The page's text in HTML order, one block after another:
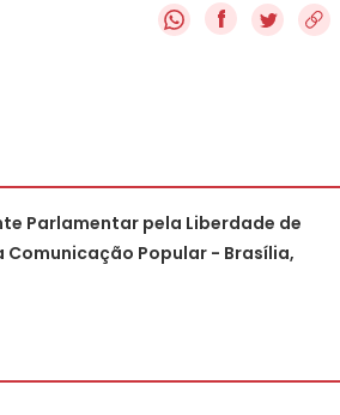
f
Parlamentar pela Liberdade de
Comunicação Popular - Brasília,